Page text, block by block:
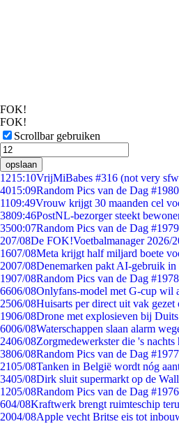
FOK!
FOK!
Scrollbar gebruiken
opslaan
1215:10VrijMiBabes #316 (not very
4015:09Random Pics van de Dag #1980
1109:49Vrouw krijgt 30 maanden cel
3809:46PostNL-bezorger steekt
3500:07Random Pics van de Dag #1979
207/08De FOK!Voetbalmanager 2026/
1607/08Meta krijgt half miljard boete
2007/08Denemarken pakt AI-gebruik in
1907/08Random Pics van de Dag #1978
6606/08Onlyfans-model met G-cup wil
2506/08Huisarts per direct uit vak
1906/08Drone met explosieven bij
6006/08Waterschappen slaan alarm
2406/08Zorgmedewerkster die 's
3806/08Random Pics van de Dag #1977
2105/08Tanken in België wordt nóg
3405/08Dirk sluit supermarkt op de
1205/08Random Pics van de Dag #1976
604/08Kraftwerk brengt ruimteschip
2004/08Apple vecht Britse eis tot